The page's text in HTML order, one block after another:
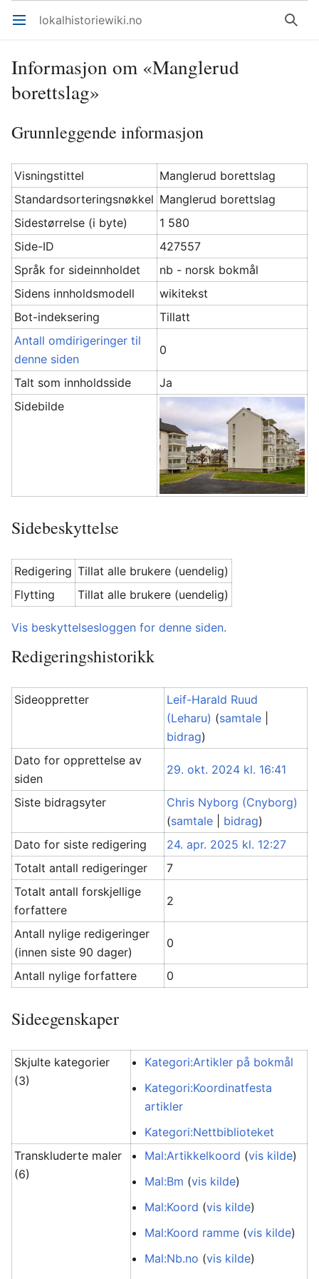
Åpne hovedmenyen lokalhistoriewiki.no Søk
Informasjon om «Manglerud
borettslag»
Grunnleggende informasjon
Visningstittel
Manglerud borettslag
Standardsorteringsnøkkel Manglerud borettslag
Sidestørrelse (i byte)
1 580
Side-ID
427557
Språk for sideinnholdet
nb - norsk bokmål
Sidens innholdsmodell
wikitekst
Bot-indeksering
Tillatt
Antall omdirigeringer til
denne siden
0
Talt som innholdsside
Ja
Sidebilde
Sidebeskyttelse
Redigering Tillat alle brukere (uendelig)
Flytting
Tillat alle brukere (uendelig)
Vis beskyttelsesloggen for denne siden.
Redigeringshistorikk
Sideoppretter
Leif-Harald Ruud
(Leharu) (samtale
bidrag)
Dato for opprettelse av
siden
29. okt. 2024 kl. 16:41
Siste bidragsyter
Chris Nyborg (Cnyborg)
(samtale bidrag)
Dato for siste redigering
24. apr. 2025 kl. 12:27
Totalt antall redigeringer
7
Totalt antall forskjellige
forfattere
2
Antall nylige redigeringer
(innen siste 90 dager)
0
Antall nylige forfattere 0
Sideegenskaper
Skjulte kategorier
(3)
Kategori:Artikler på bokmål
Kategori:Koordinatfesta
artikler
Kategori:Nettbiblioteket
Transkluderte maler
(6)
Mal:Artikkelkoord (vis kilde)
Mal:Bm (vis kilde)
Mal:Koord (vis kilde)
Mal:Koord ramme (vis kilde)
Mal:Nb.no (vis kilde)